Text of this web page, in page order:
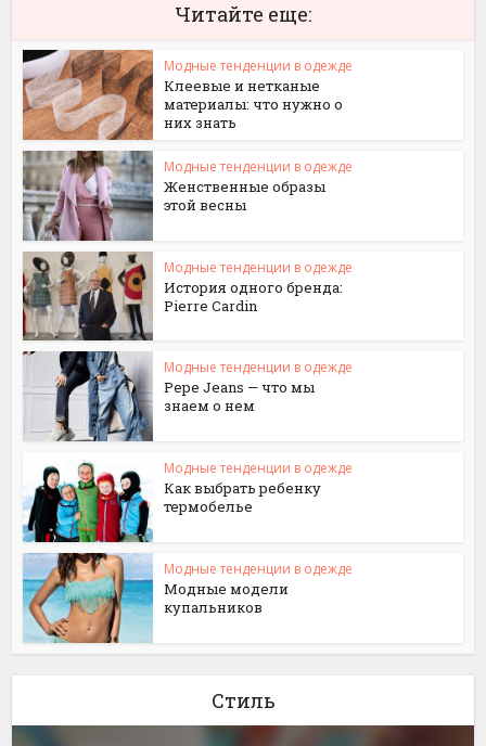
Читайте еще:
Модные тенденции в одежде
Клеевые и нетканые
материалы: что нужно о
них знать
Модные тенденции в одежде
Женственные образы
этой весны
Модные тенденции в одежде
История одного бренда:
Pierre Cardin
Модные тенденции в одежде
Pepe Jeans — что мы
знаем о нем
Модные тенденции в одежде
Как выбрать ребенку
термобелье
Модные тенденции в одежде
Модные модели
купальников
Стиль